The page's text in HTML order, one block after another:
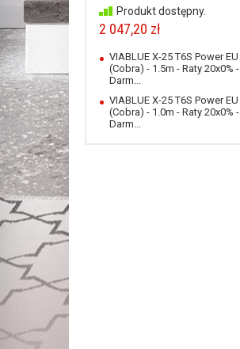
Produkt dostępny.
2 047,20 zł
VIABLUE X-25 T6S Power EU
(Cobra) - 1.5m - Raty 20x0% -
Darm...
VIABLUE X-25 T6S Power EU
(Cobra) - 1.0m - Raty 20x0% -
Darm...